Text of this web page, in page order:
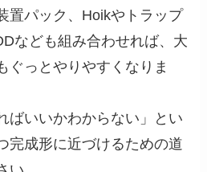
置パック、Hoikやトラップ
なども組み合わせれば、大
ぐっとやりやすくなりま
ばいいかわからない」とい
完成形に近づけるための道